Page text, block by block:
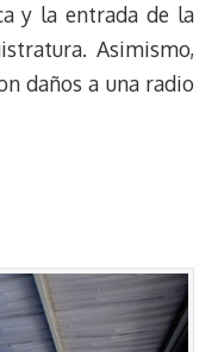
y la entrada de la
Asimismo,
daños a una radio